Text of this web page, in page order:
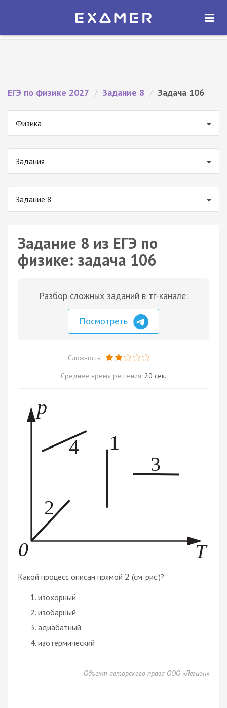
Экзамер — ЕГЭ 2027
ОТКРЫТЬ
ЕГЭ по физике 2027 / Задание 8 / Задача 106
Физика
Задания
Задание 8
Задание 8 из ЕГЭ по
физике: задача 106
Разбор сложных заданий в тг-канале:
Посмотреть
Сложность:
Среднее время решения: 20 сек.
Какой процесс описан прямой 2 (см. рис.)?
изохорный
изобарный
адиабатный
изотермический
Объект авторского права ООО «Легион»